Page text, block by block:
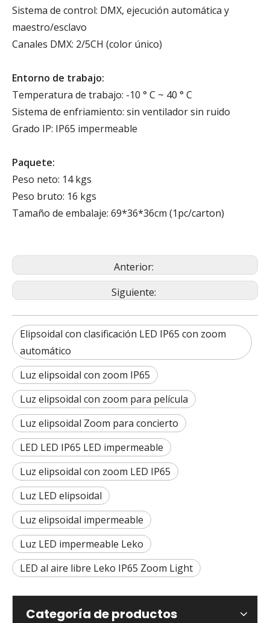
Sistema de control: DMX, ejecución automática y
maestro/esclavo
Canales DMX: 2/5CH (color único)
Entorno de trabajo:
Temperatura de trabajo: -10 ° C ~ 40 ° C
Sistema de enfriamiento: sin ventilador sin ruido
Grado IP: IP65 impermeable
Paquete:
Peso neto: 14 kgs
Peso bruto: 16 kgs
Tamaño de embalaje: 69*36*36cm (1pc/carton)
Anterior:
Siguiente:
Elipsoidal con clasificación LED IP65 con zoom
automático
Luz elipsoidal con zoom IP65
Luz elipsoidal con zoom para película
Luz elipsoidal Zoom para concierto
LED LED IP65 LED impermeable
Luz elipsoidal con zoom LED IP65
Luz LED elipsoidal
Luz elipsoidal impermeable
Luz LED impermeable Leko
LED al aire libre Leko IP65 Zoom Light
Categoría de productos